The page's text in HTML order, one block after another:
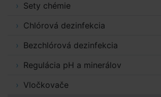
Sety chémie
Chlórová dezinfekcia
Bezchlórová dezinfekcia
Regulácia pH a minerálov
Vločkovače